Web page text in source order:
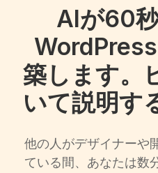
AIが60
築します。
いて説明す
他の人がデザイナーや
ている間、あなたは数